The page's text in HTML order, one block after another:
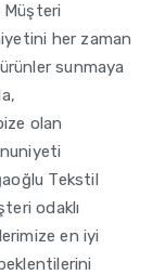
her zaman
sunmaya
olan
Tekstil
odaklı
en iyi